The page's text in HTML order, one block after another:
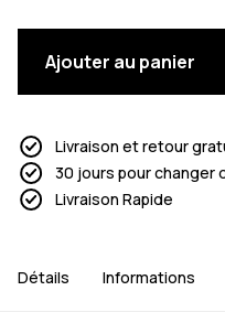
Ajouter au panier
Livraison et retour
30 jours pour changer
Livraison Rapide
Détails Informations